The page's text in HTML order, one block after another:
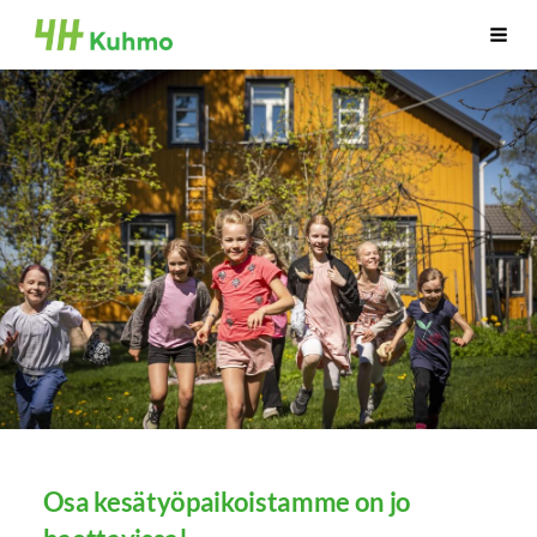
Siirry
sivun
sisältöön
Sivuston etusivulle
Osa kesätyöpaikoistamme on jo